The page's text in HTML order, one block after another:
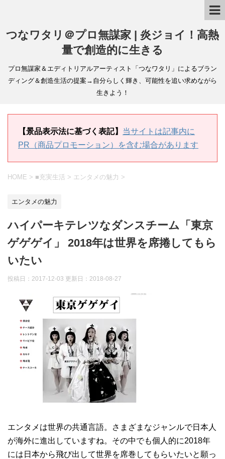
つなワタリ＠プロ無謀家 | 炎ジョイ！高熱
量で創造的に生きる
プロ無謀家＆エディトリアルアーティスト「つなワタリ」によるブラン
ディング＆創造生活の提案→自分らしく輝き、可能性を追い求めながら
生きよう！
【景品表示法に基づく表記】 当サイトは記事内に
PR（商品プロモーション）を含む場合があります
HOME > ■充実生活 > エンタメの魅力 >
エンタメの魅力
ハイパーキテレツなダンスチーム「東京
ゲゲゲイ」 2018年は世界を席捲してもら
いたい
投稿日：2017-12-03 更新日： 2018-08-27
エンタメは世界の共通言語。さまざまなジャンルで日本人
が海外に進出していますね。その中でも個人的に2018年
には日本から飛び出して世界を席巻してもらいたいと願っ